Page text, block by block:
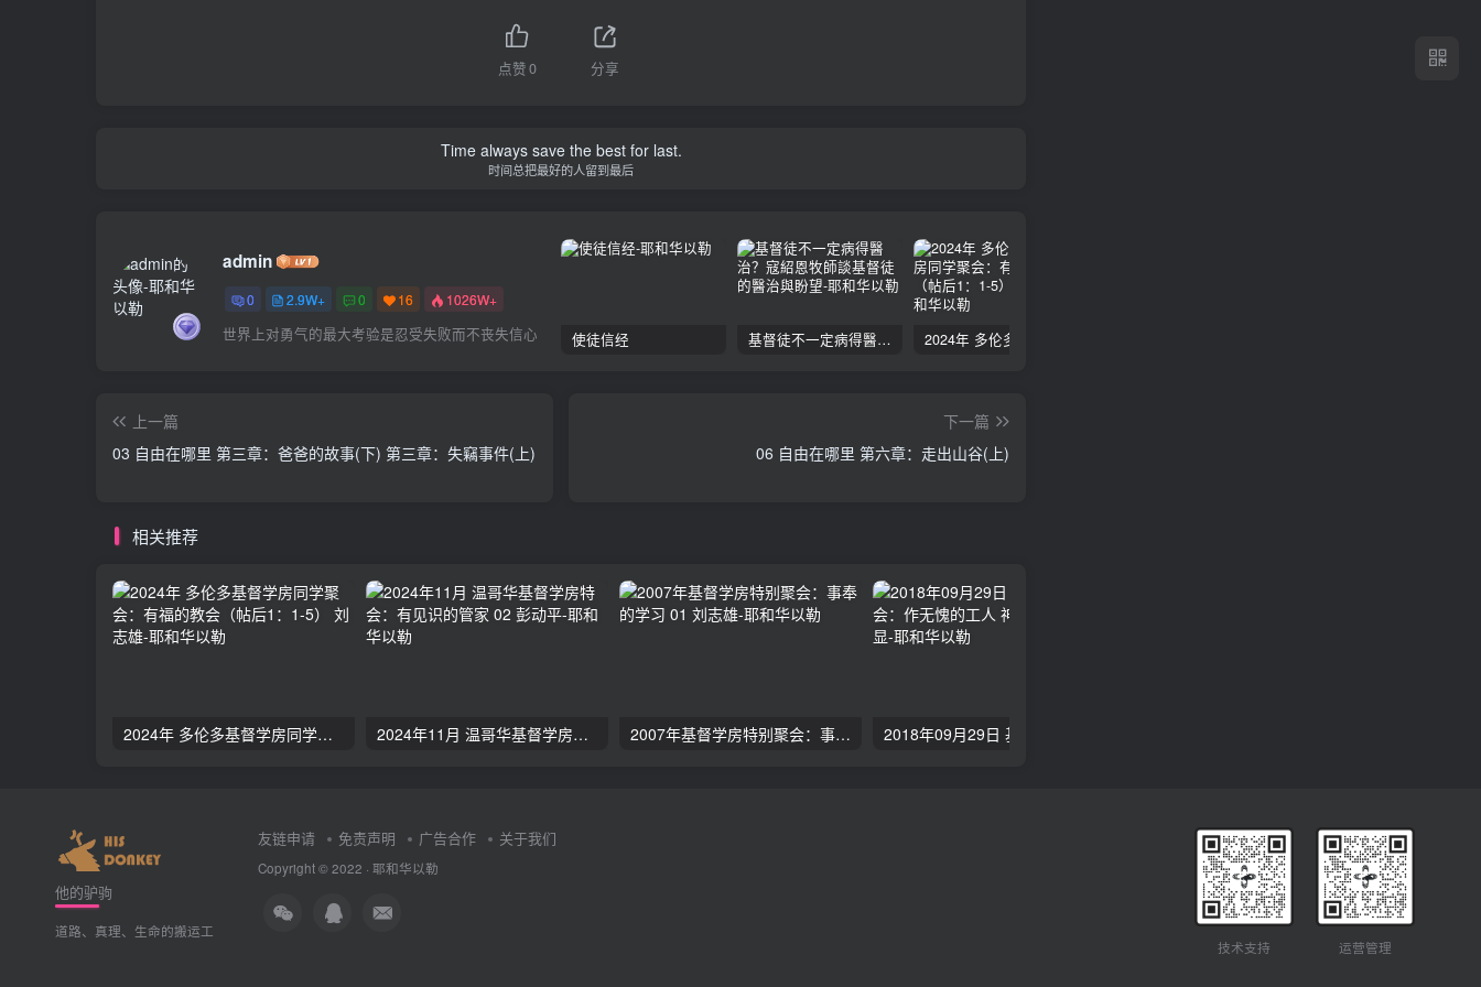
点赞0 分享
Time always save the best for last.
时间总把最好的人留到最后
admin
0 2.9W+ 0 16 1026W+
世界上对勇气的最大考验是忍受失败而不丧失信心 使徒信经 基督徒不一定病得醫治？寇紹恩牧師談基督徒的醫治與盼望
上一篇
03 自由在哪里 第三章：爸爸的故事(下) 第三章：失竊事件(上)
下一篇
06 自由在哪里 第六章：走出山谷(上)
相关推荐
2024年 多伦多基督学房同学聚会：有福的教会（帖后1：1-5） 刘志雄 2024年11月 温哥华基督学房特会：有见识的管家 02 彭动平 2007年基督学房特别聚会：事奉的学习 01 刘志雄
他的驴驹
道路、真理、生命的搬运工
友链申请 免责声明 广告合作 关于我们
Copyright © 2022 · 耶和华以勒
技术支持 运营管理